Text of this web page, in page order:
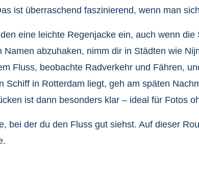
ist überraschend faszinierend, wenn man
eine leichte Regenjacke ein, auch wenn
abzuhaken, nimm dir in Städten wie
Fluss, beobachte Radverkehr und Fähren,
Schiff in Rotterdam liegt, geh am späten
ist dann besonders klar – ideal für Fotos
bei der du den Fluss gut siehst. Auf dieser